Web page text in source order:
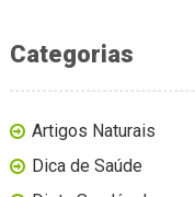
Categorias
Artigos Naturais
Dica de Saúde